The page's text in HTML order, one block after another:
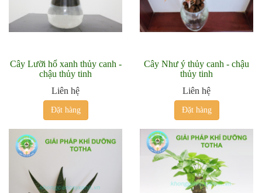
Cây Lưỡi hổ xanh thủy canh -
chậu thủy tinh
Liên hệ
Đặt hàng
Cây Như ý thủy canh - chậu
thủy tinh
Liên hệ
Đặt hàng